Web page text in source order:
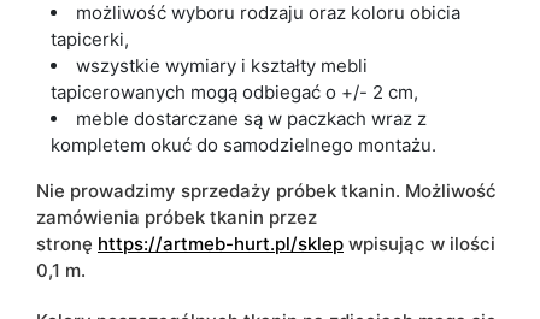
możliwość wyboru rodzaju oraz koloru obicia
tapicerki,
wszystkie wymiary i kształty mebli
tapicerowanych mogą odbiegać o +/- 2 cm,
meble dostarczane są w paczkach wraz z
kompletem okuć do samodzielnego montażu.
Nie prowadzimy sprzedaży próbek tkanin. Możliwość
zamówienia próbek tkanin przez
stronę https://artmeb-hurt.pl/sklep wpisując w ilości
0,1 m.